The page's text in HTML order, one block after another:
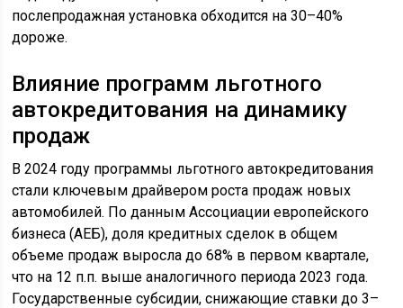
послепродажная установка обходится на 30–40%
дороже.
Влияние программ льготного
автокредитования на динамику
продаж
В 2024 году программы льготного автокредитования
стали ключевым драйвером роста продаж новых
автомобилей. По данным Ассоциации европейского
бизнеса (АЕБ), доля кредитных сделок в общем
объеме продаж выросла до 68% в первом квартале,
что на 12 п.п. выше аналогичного периода 2023 года.
Государственные субсидии, снижающие ставки до 3–